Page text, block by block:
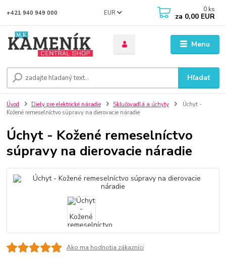
Menu
EUR
Hľadať
+421 940 949 000 0 ks
za 0,00 EUR
Úvod Diely pre elektrické náradie Skľučovadlá a úchyty
Úchyt -
Kožené remeselníctvo súpravy na dierovacie náradie
Úchyt - Kožené remeselníctvo
súpravy na dierovacie náradie
Ako ma hodnotia zákazníci